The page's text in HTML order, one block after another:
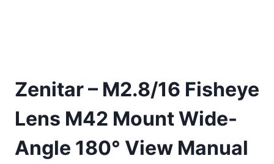
Zenitar – M2.8/16 Fisheye
Lens M42 Mount Wide-
Angle 180° View Manual